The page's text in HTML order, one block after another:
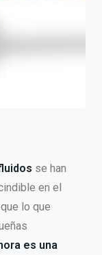
se han
en el
lo que
es una